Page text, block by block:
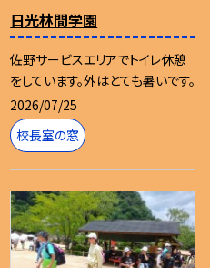
日光林間学園
佐野サービスエリアでトイレ休憩
をしています。外はとても暑いです。
2026/07/25
校長室の窓